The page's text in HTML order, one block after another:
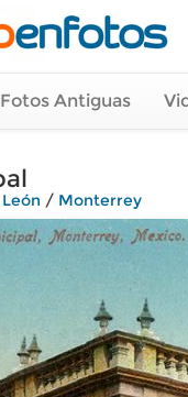
Fotos Antiguas
/ Monterrey